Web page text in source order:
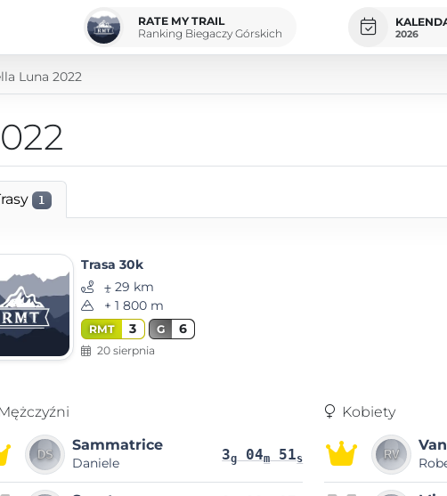
RATE MY TRAIL
Ranking Biegaczy Górskich
2026
Luna 2022
1
Trasa 30k
⨦ 29 km
+ 1 800 m
RMT 3 G 6
20 sierpnia
Mężczyźni
Sammatrice
Daniele 3g 04m 51s
Kobiety